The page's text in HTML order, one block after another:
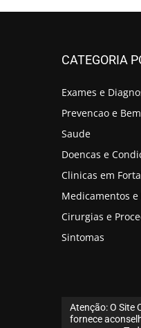
CATEGORIA
Exames e
Prevencao e
Saude
Doencas e
Clinicas em
Medicamentos e
Cirurgias e
Sintomas
Atenção: O Site
fornece